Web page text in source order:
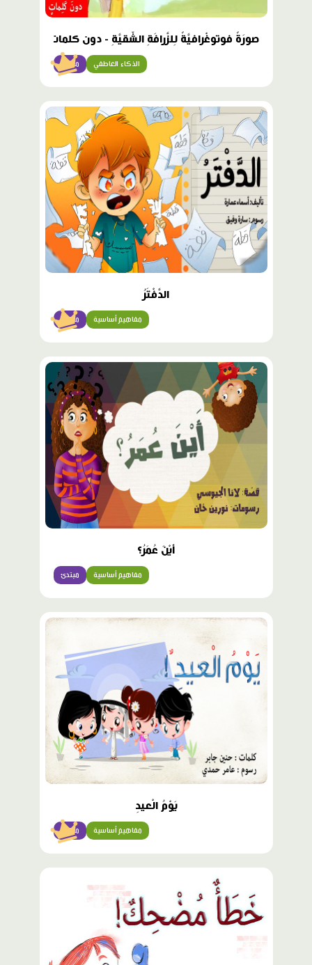
صورَةٌ فوتوغْرافيَّةٌ لِلزَّرافَةِ الشَّقيَّةِ - دون كلمات
مبتدئ الذكاء العاطفي
محتوى
مميّز
الدَّفْتَرُ
مبتدئ مفاهيم أساسية
أَيْنَ عُمَرُ؟
مبتدئ مفاهيم أساسية
محتوى
يَوْمُ الْعيدِ
مبتدئ مفاهيم أساسية
مميّز